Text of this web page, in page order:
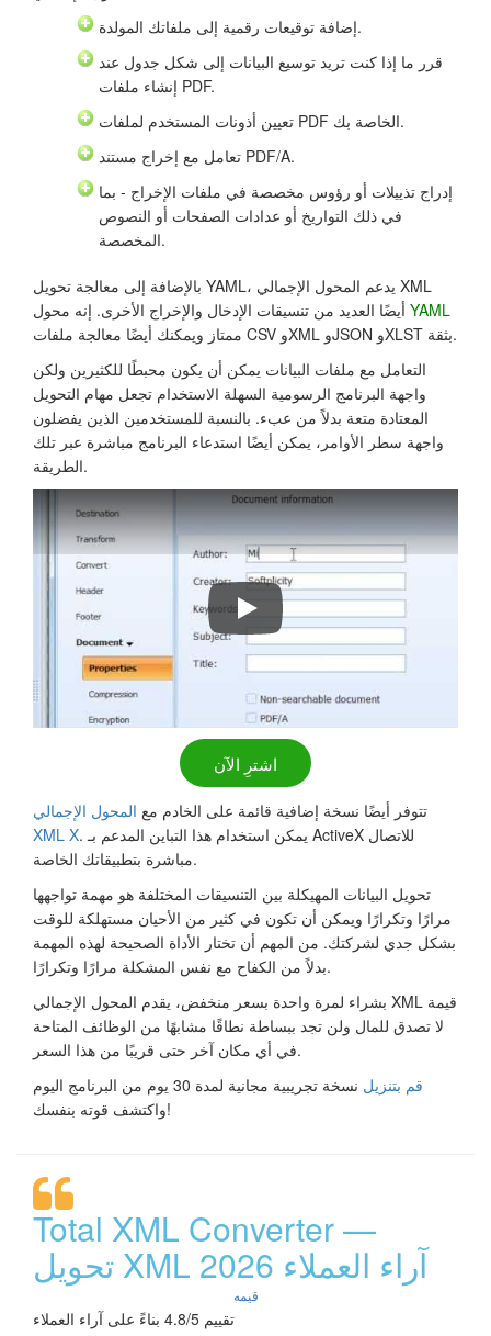
إضافة توقيعات رقمية إلى ملفاتك المولدة.
قرر ما إذا كنت تريد توسيع البيانات إلى شكل جدول عند
إنشاء ملفات PDF.
تعيين أذونات المستخدم لملفات PDF الخاصة بك.
تعامل مع إخراج مستند PDF/A.
إدراج تذييلات أو رؤوس مخصصة في ملفات الإخراج - بما
في ذلك التواريخ أو عدادات الصفحات أو النصوص
المخصصة.
بالإضافة إلى معالجة تحويل YAML، يدعم المحول الإجمالي XML
YAML
ممتاز ويمكنك أيضًا معالجة ملفات CSV وXML وJSON وXLST بثقة.
التعامل مع ملفات البيانات يمكن أن يكون محبطًا للكثيرين ولكن
واجهة البرنامج الرسومية السهلة الاستخدام تجعل مهام التحويل
المعتادة متعة بدلاً من عبء. بالنسبة للمستخدمين الذين يفضلون
واجهة سطر الأوامر، يمكن أيضًا استدعاء البرنامج مباشرة عبر تلك
الطريقة.
Total XML Converter Walkthrough
اشترِ الآن
تتوفر أيضًا نسخة إضافية قائمة على الخادم مع المحول الإجمالي
XML X. يمكن استخدام هذا التباين المدعم بـ ActiveX للاتصال
مباشرة بتطبيقاتك الخاصة.
تحويل البيانات المهيكلة بين التنسيقات المختلفة هو مهمة تواجهها
مرارًا وتكرارًا ويمكن أن تكون في كثير من الأحيان مستهلكة للوقت
بشكل جدي لشركتك. من المهم أن تختار الأداة الصحيحة لهذه المهمة
بدلاً من الكفاح مع نفس المشكلة مرارًا وتكرارًا.
بشراء لمرة واحدة بسعر منخفض، يقدم المحول الإجمالي XML قيمة
لا تصدق للمال ولن تجد ببساطة نطاقًا مشابهًا من الوظائف المتاحة
في أي مكان آخر حتى قريبًا من هذا السعر.
قم بتنزيل
نسخة تجريبية مجانية لمدة 30 يوم من البرنامج اليوم
واكتشف قوته بنفسك!
Total XML Converter —
تحويل XML آراء العملاء 2026
قيمه
تقييم 4.8/5 بناءً على آراء العملاء